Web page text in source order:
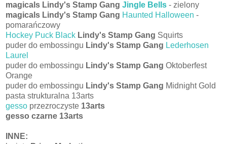
magicals Lindy's Stamp Gang Jingle Bells - zielony
magicals Lindy's Stamp Gang Haunted Halloween -
pomarańczowy
Hockey Puck Black Lindy's Stamp Gang Squirts
puder do embossingu Lindy's Stamp Gang Lederhosen
Laurel
puder do embossingu Lindy's Stamp Gang Oktoberfest
Orange
puder do embossingu Lindy's Stamp Gang Midnight Gold
pasta strukturalna 13arts
gesso przezroczyste 13arts
gesso czarne 13arts
INNE: